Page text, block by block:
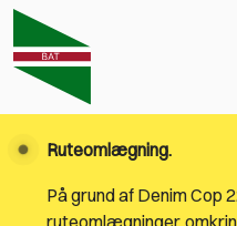
Ruteomlægning.
På grund af Denim Cop